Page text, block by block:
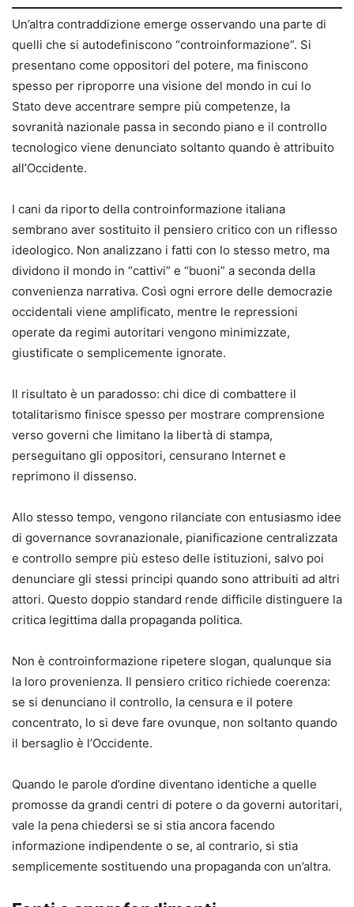
Un’altra contraddizione emerge osservando una parte di
quelli che si autodefiniscono “controinformazione”. Si
presentano come oppositori del potere, ma finiscono
spesso per riproporre una visione del mondo in cui lo
Stato deve accentrare sempre più competenze, la
sovranità nazionale passa in secondo piano e il controllo
tecnologico viene denunciato soltanto quando è attribuito
all’Occidente.
I cani da riporto della controinformazione italiana
sembrano aver sostituito il pensiero critico con un riflesso
ideologico. Non analizzano i fatti con lo stesso metro, ma
dividono il mondo in “cattivi” e “buoni” a seconda della
convenienza narrativa. Così ogni errore delle democrazie
occidentali viene amplificato, mentre le repressioni
operate da regimi autoritari vengono minimizzate,
giustificate o semplicemente ignorate.
Il risultato è un paradosso: chi dice di combattere il
totalitarismo finisce spesso per mostrare comprensione
verso governi che limitano la libertà di stampa,
perseguitano gli oppositori, censurano Internet e
reprimono il dissenso.
Allo stesso tempo, vengono rilanciate con entusiasmo idee
di governance sovranazionale, pianificazione centralizzata
e controllo sempre più esteso delle istituzioni, salvo poi
denunciare gli stessi principi quando sono attribuiti ad altri
attori. Questo doppio standard rende difficile distinguere la
critica legittima dalla propaganda politica.
Non è controinformazione ripetere slogan, qualunque sia
la loro provenienza. Il pensiero critico richiede coerenza:
se si denunciano il controllo, la censura e il potere
concentrato, lo si deve fare ovunque, non soltanto quando
il bersaglio è l’Occidente.
Quando le parole d’ordine diventano identiche a quelle
promosse da grandi centri di potere o da governi autoritari,
vale la pena chiedersi se si stia ancora facendo
informazione indipendente o se, al contrario, si stia
semplicemente sostituendo una propaganda con un’altra.